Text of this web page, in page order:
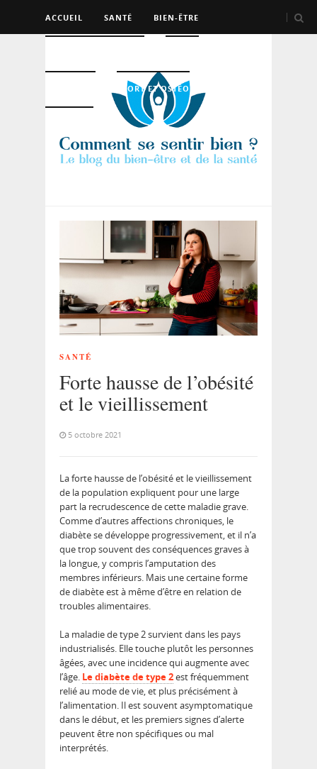
ACCUEIL SANTÉ BIEN-ÊTRE
SPORT ET OSTÉO
SANTÉ
Forte hausse de l’obésité
et le vieillissement
5 octobre 2021
La forte hausse de l’obésité et le vieillissement
de la population expliquent pour une large
part la recrudescence de cette maladie grave.
Comme d’autres affections chroniques, le
diabète se développe progressivement, et il n’a
que trop souvent des conséquences graves à
la longue, y compris l’amputation des
membres inférieurs. Mais une certaine forme
de diabète est à même d’être en relation de
troubles alimentaires.
La maladie de type 2 survient dans les pays
industrialisés. Elle touche plutôt les personnes
âgées, avec une incidence qui augmente avec
l’âge. Le diabète de type 2est fréquemment
relié au mode de vie, et plus précisément à
l’alimentation. Il est souvent asymptomatique
dans le début, et les premiers signes d’alerte
peuvent être non spécifiques ou mal
interprétés.